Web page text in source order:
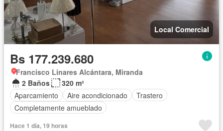
Local Comercial
Bs 177.239.680
Francisco Linares Alcántara, Miranda
2 Baños
320 m²
Aparcamiento
Aire acondicionado
Trastero
Completamente amueblado
Hace 1 día, 19 horas